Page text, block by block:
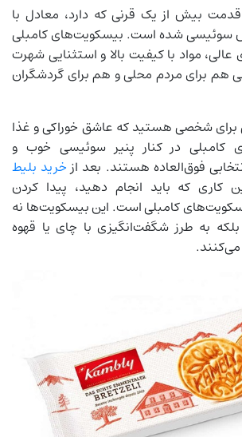
قدمت بیش از یک قرنی که دارد، معادل با
سوئیسی شده است. بیسکویت‌های کامبلی
مواد با کیفیت بالا و استثنایی شهرت
هم برای مردم محلی و هم برای گردشگران
برای شخصی هستید که عاشق خوراکی و غذا
کامبلی در کنار پنیر سوئیسی خوب و
فوق‌العاده هستند. بعد ازخرید بلیط
کاری که باید انجام دهید، پیدا کردن
کامبلی است. این بیسکویت‌ها نه
به طرز شگفت‌انگیزی با چای یا قهوه
می‌کنند.